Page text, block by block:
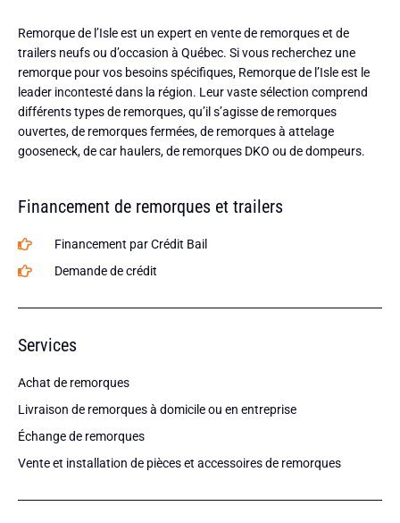
Remorque de l’Isle est un expert en vente de remorques et de
trailers neufs ou d’occasion à Québec. Si vous recherchez une
remorque pour vos besoins spécifiques, Remorque de l’Isle est le
leader incontesté dans la région. Leur vaste sélection comprend
différents types de remorques, qu’il s’agisse de remorques
ouvertes, de remorques fermées, de remorques à attelage
gooseneck, de car haulers, de remorques DKO ou de dompeurs.
Financement de remorques et trailers
Financement par Crédit Bail
Demande de crédit
Services
Achat de remorques
Livraison de remorques à domicile ou en entreprise
Échange de remorques
Vente et installation de pièces et accessoires de remorques